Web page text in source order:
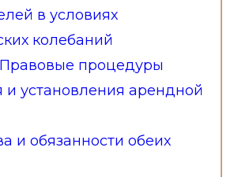
в условиях
колебаний
Правовые процедуры
установления арендной
и обязанности обеих